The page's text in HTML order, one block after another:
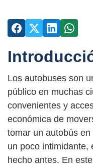
Los autobuses son
público en muchas
convenientes y
económica de
tomar un autobús
un poco intimidante,
hecho antes. En